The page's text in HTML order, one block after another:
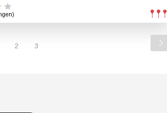
2 3